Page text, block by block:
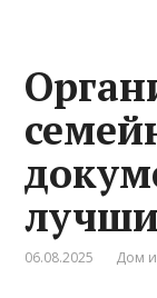
06.08.2025 Дом